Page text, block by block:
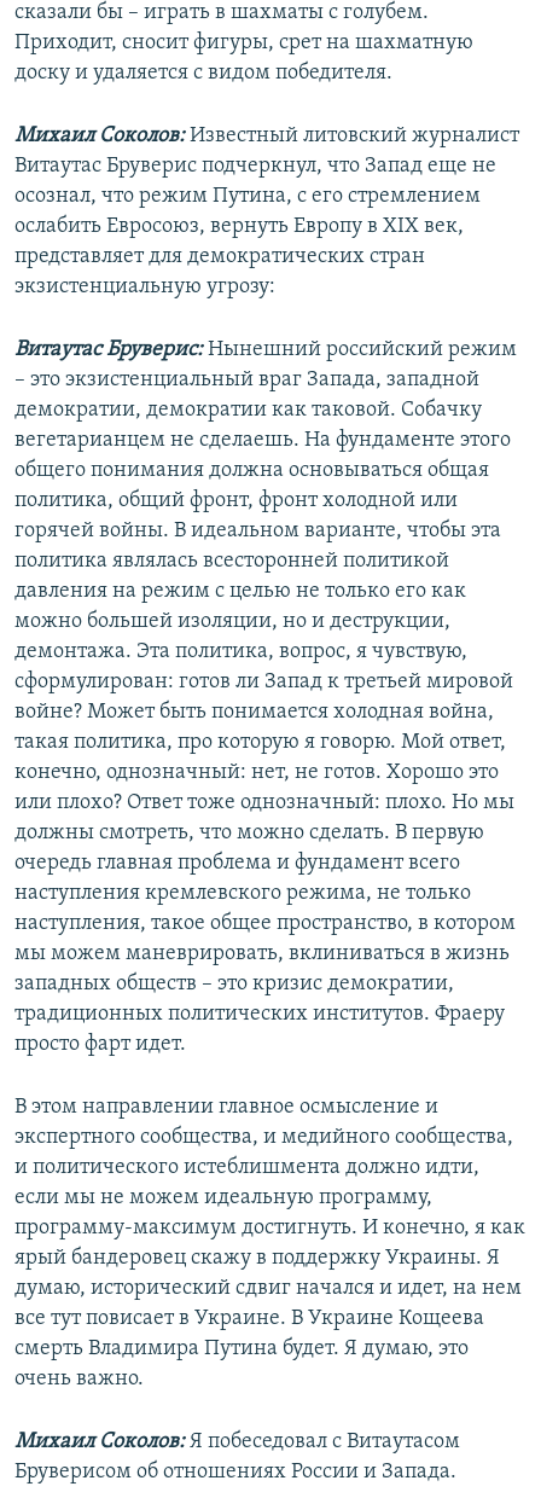
сказали бы – играть в шахматы с голубем.
Приходит, сносит фигуры, срет на шахматную
доску и удаляется с видом победителя.
Михаил Соколов:Известный литовский журналист
Витаутас Бруверис подчеркнул, что Запад еще не
осознал, что режим Путина, с его стремлением
ослабить Евросоюз, вернуть Европу в XIX век,
представляет для демократических стран
экзистенциальную угрозу:
Витаутас Бруверис: Нынешний российский режим
– это экзистенциальный враг Запада, западной
демократии, демократии как таковой. Собачку
вегетарианцем не сделаешь. На фундаменте этого
общего понимания должна основываться общая
политика, общий фронт, фронт холодной или
горячей войны. В идеальном варианте, чтобы эта
политика являлась всесторонней политикой
давления на режим с целью не только его как
можно большей изоляции, но и деструкции,
демонтажа. Эта политика, вопрос, я чувствую,
сформулирован: готов ли Запад к третьей мировой
войне? Может быть понимается холодная война,
такая политика, про которую я говорю. Мой ответ,
конечно, однозначный: нет, не готов. Хорошо это
или плохо? Ответ тоже однозначный: плохо. Но мы
должны смотреть, что можно сделать. В первую
очередь главная проблема и фундамент всего
наступления кремлевского режима, не только
наступления, такое общее пространство, в котором
мы можем маневрировать, вклиниваться в жизнь
западных обществ – это кризис демократии,
традиционных политических институтов. Фраеру
просто фарт идет.
В этом направлении главное осмысление и
экспертного сообщества, и медийного сообщества,
и политического истеблишмента должно идти,
если мы не можем идеальную программу,
программу-максимум достигнуть. И конечно, я как
ярый бандеровец скажу в поддержку Украины. Я
думаю, исторический сдвиг начался и идет, на нем
все тут повисает в Украине. В Украине Кощеева
смерть Владимира Путина будет. Я думаю, это
очень важно.
Михаил Соколов: Я побеседовал с Витаутасом
Бруверисом об отношениях России и Запада.